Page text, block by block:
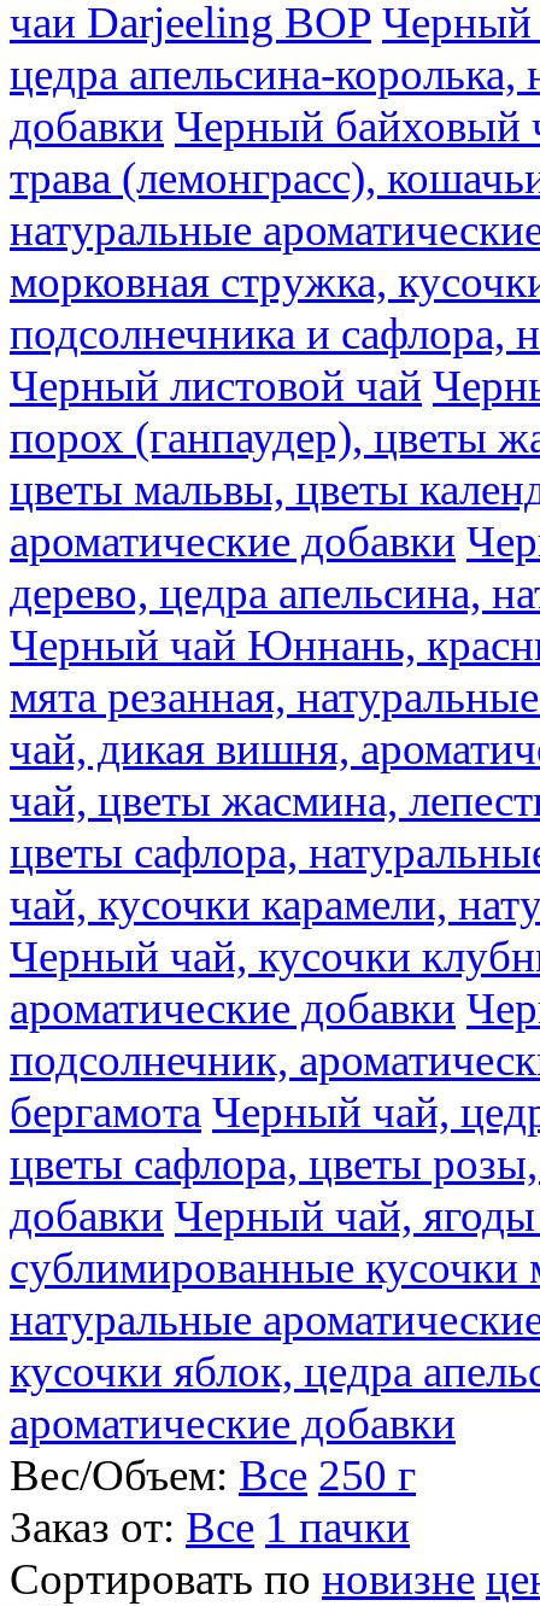
чаи Darjeeling BOP Черный
цедра апельсина-
добавки Черный байховый
трава (лемонграсс),
натуральные
морковная стружка,
подсолнечника и сафлора,
Черный листовой чай
порох (ганпаудер), цветы
цветы мальвы, цветы
ароматические добавки
дерево, цедра апельсина,
Черный чай Юннань,
мята резанная,
чай, дикая вишня,
чай, цветы жасмина,
цветы сафлора,
чай, кусочки карамели,
Черный чай, кусочки
ароматические добавки
подсолнечник,
бергамота Черный чай,
цветы сафлора, цветы
добавки Черный чай,
сублимированные
натуральные
кусочки яблок, цедра
ароматические добавки
Вес/Объем: Все 250 г
Заказ от: Все 1 пачки
Сортировать по новизне